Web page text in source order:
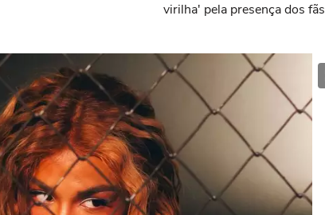
virilha' pela presença dos fãs